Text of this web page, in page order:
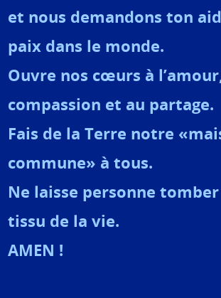
et nous demandons ton
paix dans le monde.
Ouvre nos cœurs à
compassion et au partage.
Fais de la Terre notre
commune» à tous.
Ne laisse personne
tissu de la vie.
AMEN !